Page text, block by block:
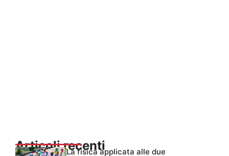
Articoli recentiLa fisica applicata alle due